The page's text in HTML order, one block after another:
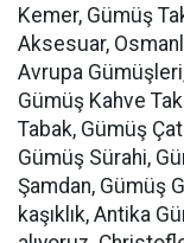
Kemer, Gümüş
Aksesuar,
Avrupa
Gümüş Kahve
Tabak, Gümüş
Gümüş Sürahi,
Şamdan, Gümüş
kaşıklık, Antika